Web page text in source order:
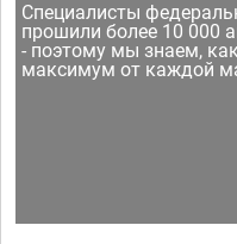
Специалисты
прошили более 10 000
- поэтому мы знаем,
максимум от каждой